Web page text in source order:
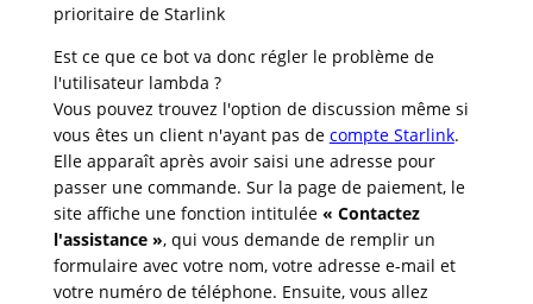
prioritaire de Starlink
Est ce que ce bot va donc régler le problème de
l'utilisateur lambda ?
Vous pouvez trouvez l'option de discussion même si
vous êtes un client n'ayant pas de compte Starlink.
Elle apparaît après avoir saisi une adresse pour
passer une commande. Sur la page de paiement, le
site affiche une fonction intitulée « Contactez
l'assistance », qui vous demande de remplir un
formulaire avec votre nom, votre adresse e-mail et
votre numéro de téléphone. Ensuite, vous allez